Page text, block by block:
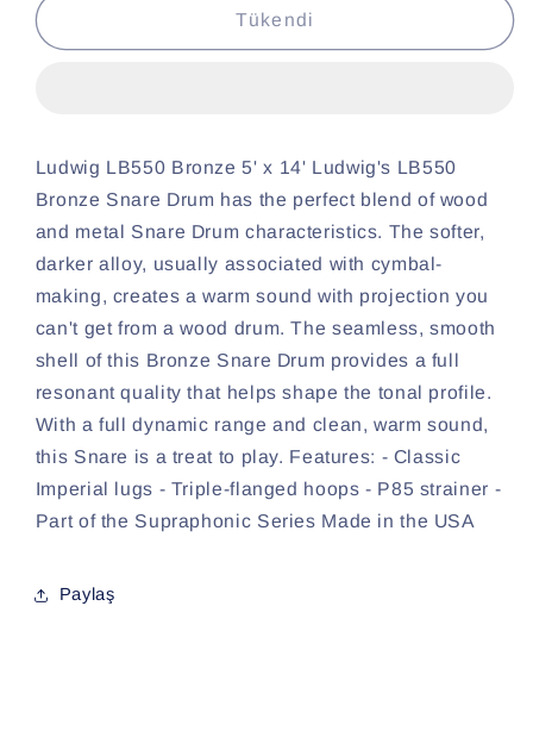
Tükendi
Ludwig LB550 Bronze 5' x 14' Ludwig's LB550
Bronze Snare Drum has the perfect blend of wood
and metal Snare Drum characteristics. The softer,
darker alloy, usually associated with cymbal-
making, creates a warm sound with projection you
can't get from a wood drum. The seamless, smooth
shell of this Bronze Snare Drum provides a full
resonant quality that helps shape the tonal profile.
With a full dynamic range and clean, warm sound,
this Snare is a treat to play. Features: - Classic
Imperial lugs - Triple-flanged hoops - P85 strainer -
Part of the Supraphonic Series Made in the USA
Paylaş